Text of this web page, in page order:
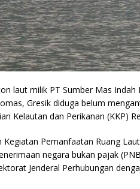
laut milik PT Sumber Mas Indah
Gresik diduga belum
Kelautan dan Perikanan (KKP)
Pemanfaatan Ruang Laut
negara bukan pajak
Jenderal Perhubungan